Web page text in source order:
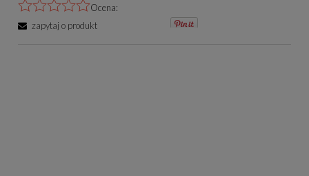
Ocena:
zapytaj o produkt